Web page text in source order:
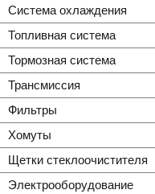
Система охлаждения
Топливная система
Тормозная система
Трансмиссия
Фильтры
Хомуты
Щетки стеклоочистителя
Электрооборудование